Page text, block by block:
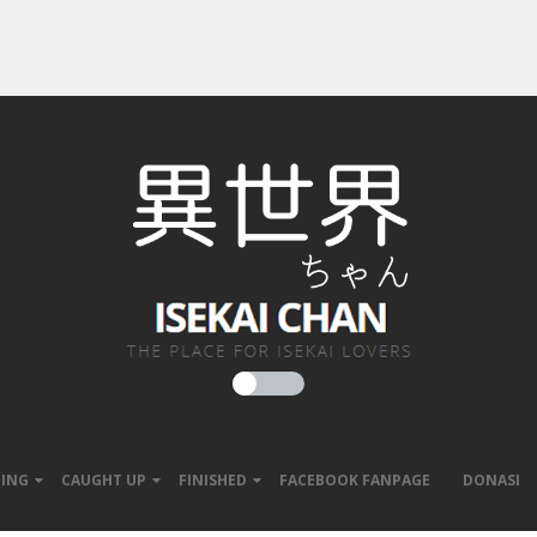
CAUGHT UP FINISHED FACEBOOK FANPAGE DONASI